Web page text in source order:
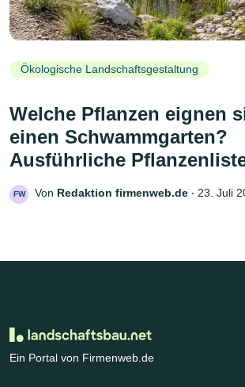
Ökologische Landschaftsgestaltung
Welche Pflanzen eignen
einen Schwammgarten?
Ausführliche
FW Von Redaktion firmenweb.de ‧ 23. Juli
Ein Portal von Firmenweb.de